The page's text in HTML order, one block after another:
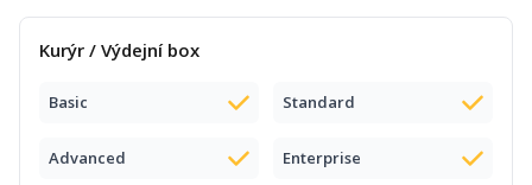
Kurýr / Výdejní box
Basic Standard
Advanced Enterprise